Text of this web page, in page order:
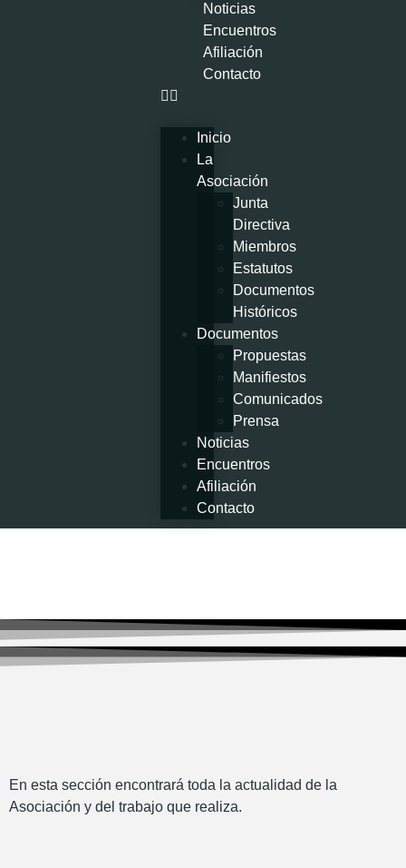
Noticias
Encuentros
Afiliación
Contacto
Inicio
La
Asociación
Junta
Directiva
Miembros
Estatutos
Documentos
Históricos
Documentos
Propuestas
Manifiestos
Comunicados
Prensa
Noticias
Encuentros
Afiliación
Contacto
En esta sección encontrará toda la actualidad de la
Asociación y del trabajo que realiza.